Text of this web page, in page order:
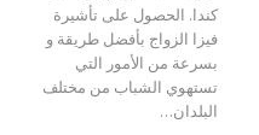
كندا. الحصول على تأشيرة
فيزا الزواج بأفضل طريقة و
بسرعة من الأمور التي
تستهوي الشباب من مختلف
البلدان…